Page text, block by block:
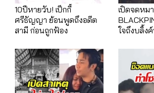
10ปีหายวับ! เป็กกี้
ศรีธัญญา ย้อนพูดถึงอดีต
สามี ก่อนถูกฟ้อง
เปิดจดหม
ใจถึงบลิ้ง